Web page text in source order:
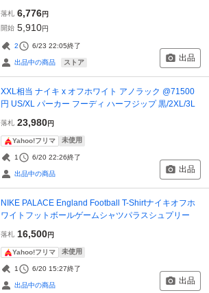
落札 6,776円
開始 5,910円
2 6/23 22:05終了
出品中の商品 ストア 出品
XXL相当 ナイキ x オフホワイト アノラック @71500
円 US/XL パーカー フーディ ハーフジップ 黒/2XL/3L
落札 23,980円
Yahoo!フリマ 未使用
1 6/20 22:26終了
出品中の商品 出品
NIKE PALACE England Football T-Shirtナイキオフホ
ワイトフットボールゲームシャツパラスシュプリー
落札 16,500円
Yahoo!フリマ 未使用
1 6/20 15:27終了
出品中の商品 出品